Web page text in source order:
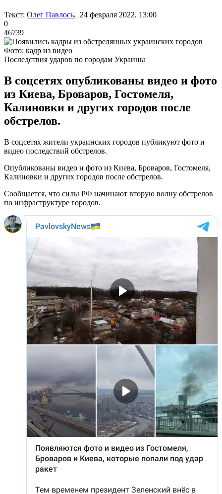
Текст: Олег Павлось, 24 февраля 2022, 13:00
0
46739
Фото: кадр из видео
Последствия ударов по городам Украины
В соцсетях опубликованы видео и фото
из Киева, Броваров, Гостомеля,
Калиновки и других городов после
обстрелов.
В соцсетях жители украинских городов публикуют фото и
видео последствий обстрелов.
Опубликованы видео и фото из Киева, Броваров, Гостомеля,
Калиновки и других городов после обстрелов.
Сообщается, что силы РФ начинают вторую волну обстрелов
по инфраструктуре городов.